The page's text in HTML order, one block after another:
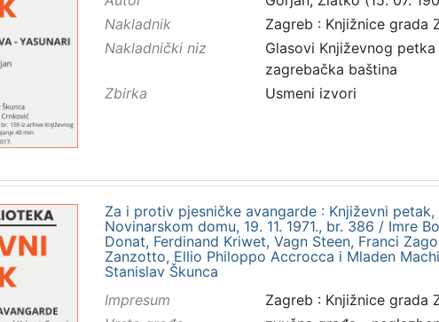
Nakladnik
Zagreb : Knjižnice grada
Nakladnički niz
Glasovi Književnog petka
zagrebačka baština
Zbirka
Usmeni izvori
Za i protiv pjesničke avangarde : Književni petak,
Novinarskom domu, 19. 11. 1971., br. 386 / Imre
Donat, Ferdinand Kriwet, Vagn Steen, Franci
Zanzotto, Ellio Philoppo Accrocca i Mladen
Stanislav Škunca
Impresum
Zagreb : Knjižnice grada